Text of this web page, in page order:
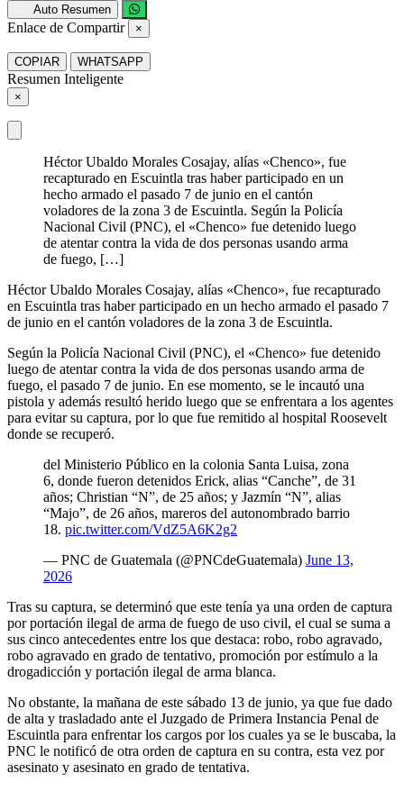
Auto Resumen
Enlace de Compartir ×
COPIAR WHATSAPP
Resumen Inteligente
×
Héctor Ubaldo Morales Cosajay, alías «Chenco», fue
recapturado en Escuintla tras haber participado en un
hecho armado el pasado 7 de junio en el cantón
voladores de la zona 3 de Escuintla. Según la Policía
Nacional Civil (PNC), el «Chenco» fue detenido luego
de atentar contra la vida de dos personas usando arma
de fuego, […]
Héctor Ubaldo Morales Cosajay, alías «Chenco», fue recapturado
en Escuintla tras haber participado en un hecho armado el pasado 7
de junio en el cantón voladores de la zona 3 de Escuintla.
Según la Policía Nacional Civil (PNC), el «Chenco» fue detenido
luego de atentar contra la vida de dos personas usando arma de
fuego, el pasado 7 de junio. En ese momento, se le incautó una
pistola y además resultó herido luego que se enfrentara a los agentes
para evitar su captura, por lo que fue remitido al hospital Roosevelt
donde se recuperó.
del Ministerio Público en la colonia Santa Luisa, zona
6, donde fueron detenidos Erick, alias “Canche”, de 31
años; Christian “N”, de 25 años; y Jazmín “N”, alias
“Majo”, de 26 años, mareros del autonombrado barrio
18. pic.twitter.com/VdZ5A6K2g2
— PNC de Guatemala (@PNCdeGuatemala) June 13,
2026
Tras su captura, se determinó que este tenía ya una orden de captura
por portación ilegal de arma de fuego de uso civil, el cual se suma a
sus cinco antecedentes entre los que destaca: robo, robo agravado,
robo agravado en grado de tentativo, promoción por estímulo a la
drogadicción y portación ilegal de arma blanca.
No obstante, la mañana de este sábado 13 de junio, ya que fue dado
de alta y trasladado ante el Juzgado de Primera Instancia Penal de
Escuintla para enfrentar los cargos por los cuales ya se le buscaba, la
PNC le notificó de otra orden de captura en su contra, esta vez por
asesinato y asesinato en grado de tentativa.